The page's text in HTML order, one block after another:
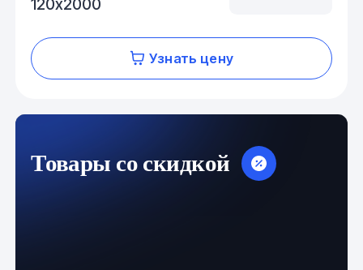
120х2000
Узнать цену
Товары со скидкой